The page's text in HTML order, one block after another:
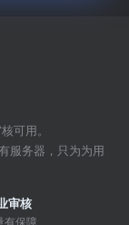
可用。
服务器，只为为用
审核
有保障